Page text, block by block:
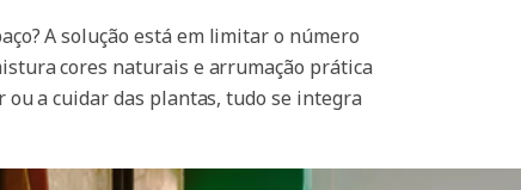
A solução está em limitar o número
cores naturais e arrumação prática
a cuidar das plantas, tudo se integra